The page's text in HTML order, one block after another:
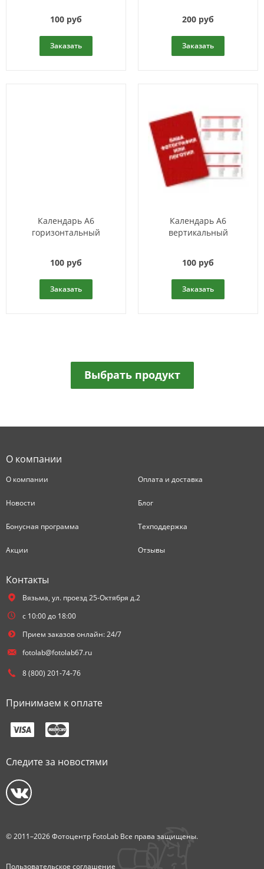
100 руб
Заказать
200 руб
Заказать
Календарь A6
горизонтальный
100 руб
Заказать
Календарь A6
вертикальный
100 руб
Заказать
Выбрать продукт
О компании
О компании Оплата и доставка
Новости Блог
Бонусная программа Техподдержка
Акции Отзывы
Контакты
Вязьма, ул. проезд 25-Октября д.2
с 10:00 до 18:00
Прием заказов онлайн: 24/7
fotolab@fotolab67.ru
8 (800) 201-74-76
Принимаем к оплате
Следите за новостями
© 2011–2026 Фотоцентр FotoLab Все права защищены.
Пользовательское соглашение